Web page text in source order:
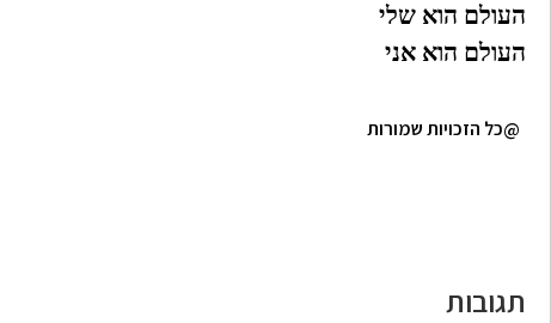
העולם הוא שלי
העולם הוא אני
@כל הזכויות שמורות
תגובות